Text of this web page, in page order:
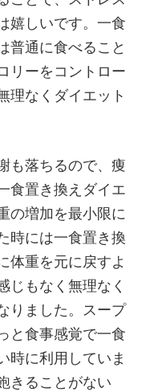
嬉しいです。一食
普通に食べること
リーをコントロー
理なくダイエット
も落ちるので、痩
食置き換えダイエ
の増加を最小限に
時には一食置き換
体重を元に戻すよ
じもなく無理なく
りました。スープ
と食事感覚で一食
時に利用していま
きることがない